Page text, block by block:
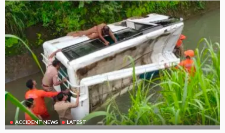
ACCIDENT NEWS LATEST